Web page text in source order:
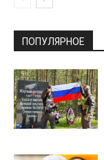
ПОПУЛЯРНОЕ